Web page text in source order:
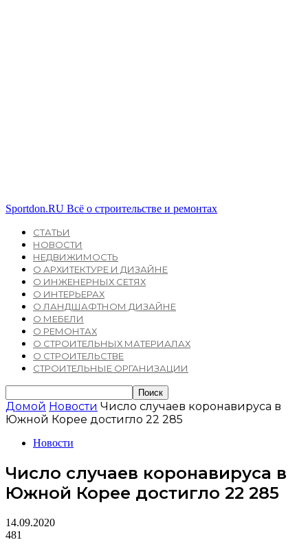
Sportdon.RU Всё о строительстве и ремонтах
СТАТЬИ
НОВОСТИ
НЕДВИЖИМОСТЬ
О АРХИТЕКТУРЕ И ДИЗАЙНЕ
О ИНЖЕНЕРНЫХ СЕТЯХ
О ИНТЕРЬЕРАХ
О ЛАНДШАФТНОМ ДИЗАЙНЕ
О МЕБЕЛИ
О РЕМОНТАХ
О СТРОИТЕЛЬНЫХ МАТЕРИАЛАХ
О СТРОИТЕЛЬСТВЕ
СТРОИТЕЛЬНЫЕ ОРГАНИЗАЦИИ
Домой Новости Число случаев коронавируса в
Южной Корее достигло 22 285
Новости
Число случаев коронавируса в
Южной Корее достигло 22 285
14.09.2020
481